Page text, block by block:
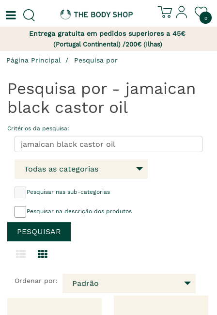
0
Entrega gratuita em pedidos superiores a 45€
(Portugal Continental) /200€ (Ilhas)
Página Principal Pesquisa por
Pesquisa por - jamaican
black castor oil
Critérios da pesquisa:
Todas as categorias
Pesquisar nas sub-categorias
Pesquisar na descrição dos produtos
Ordenar por: Padrão